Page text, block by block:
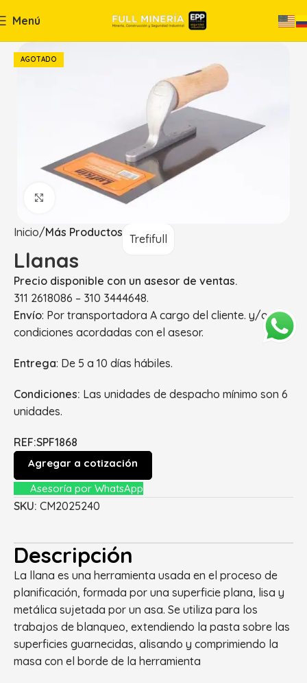
Menú
AGOTADO
Haga Click para agrandar
Inicio Más Productos Trefifull
Llanas
Precio disponible con un asesor de ventas.
311 2618086 – 310 3444648.
Envío: Por transportadora A cargo del cliente. y/o
condiciones acordadas con el asesor.
Entrega: De 5 a 10 días hábiles.
Condiciones: Las unidades de despacho mínimo son 6
unidades.
REF:SPF1868
Agregar a cotización
Asesoría por WhatsApp
SKU: CM2025240
Descripción
La llana es una herramienta usada en el proceso de
planificación, formada por una superficie plana, lisa y
metálica sujetada por un asa. Se utiliza para los
trabajos de blanqueo, extendiendo la pasta sobre las
superficies guarnecidas, alisando y comprimiendo la
masa con el borde de la herramienta